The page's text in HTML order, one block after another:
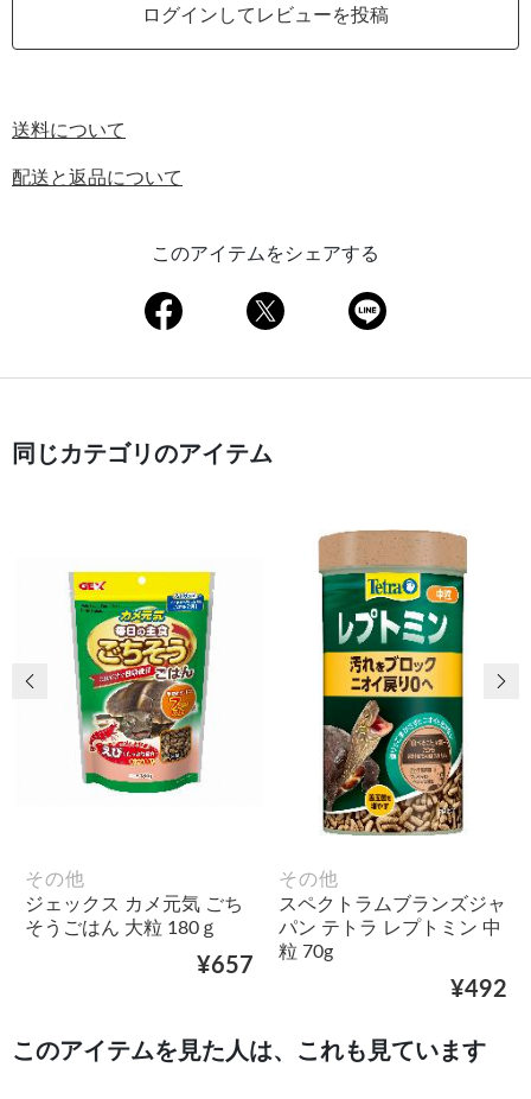
ログインしてレビューを投稿
送料について
配送と返品について
このアイテムをシェアする
同じカテゴリのアイテム
その他
ジェックス カメ元気 ごち
そうごはん 大粒 180ｇ
¥657
その他
スペクトラムブランズジャ
パン テトラ レプトミン 中
粒 70g
¥492
前の画像 次
このアイテムを見た人は、これも見ています